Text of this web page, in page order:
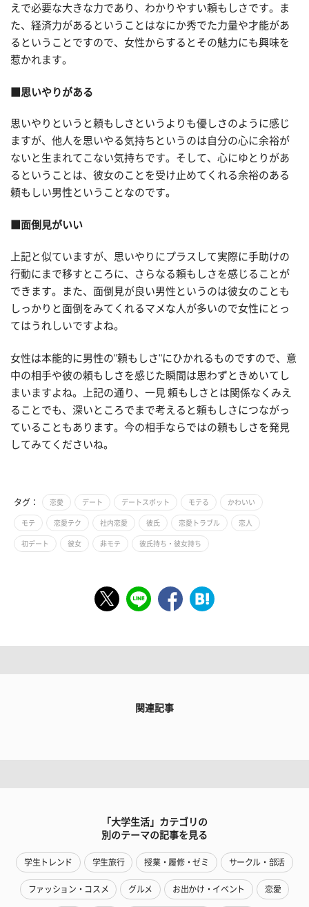
えで必要な大きな力であり、わかりやすい頼もしさです。ま
た、経済力があるということはなにか秀でた力量や才能があ
るということですので、女性からするとその魅力にも興味を
惹かれます。
■思いやりがある
思いやりというと頼もしさというよりも優しさのように感じ
ますが、他人を思いやる気持ちというのは自分の心に余裕が
ないと生まれてこない気持ちです。そして、心にゆとりがあ
るということは、彼女のことを受け止めてくれる余裕のある
頼もしい男性ということなのです。
■面倒見がいい
上記と似ていますが、思いやりにプラスして実際に手助けの
行動にまで移すところに、さらなる頼もしさを感じることが
できます。また、面倒見が良い男性というのは彼女のことも
しっかりと面倒をみてくれるマメな人が多いので女性にとっ
てはうれしいですよね。
女性は本能的に男性の"頼もしさ"にひかれるものですので、意
中の相手や彼の頼もしさを感じた瞬間は思わずときめいてし
まいますよね。上記の通り、一見 頼もしさとは関係なくみえ
ることでも、深いところでまで考えると頼もしさにつながっ
ていることもあります。今の相手ならではの頼もしさを発見
してみてくださいね。
タグ： 恋愛 デート デートスポット モテる かわいい
モテ 恋愛テク 社内恋愛 彼氏 恋愛トラブル 恋人
初デート 彼女 非モテ 彼氏持ち・彼女持ち
関連記事
「大学生活」カテゴリの
別のテーマの記事を見る
学生トレンド 学生旅行 授業・履修・ゼミ サークル・部活
ファッション・コスメ グルメ お出かけ・イベント 恋愛